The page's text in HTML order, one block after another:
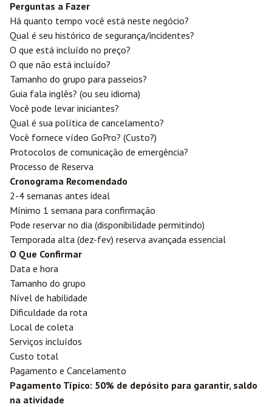
Perguntas a Fazer
Há quanto tempo você está neste negócio?
Qual é seu histórico de segurança/incidentes?
O que está incluído no preço?
O que não está incluído?
Tamanho do grupo para passeios?
Guia fala inglês? (ou seu idioma)
Você pode levar iniciantes?
Qual é sua política de cancelamento?
Você fornece vídeo GoPro? (Custo?)
Protocolos de comunicação de emergência?
Processo de Reserva
Cronograma Recomendado
2-4 semanas antes ideal
Mínimo 1 semana para confirmação
Pode reservar no dia (disponibilidade permitindo)
Temporada alta (dez-fev) reserva avançada essencial
O Que Confirmar
Data e hora
Tamanho do grupo
Nível de habilidade
Dificuldade da rota
Local de coleta
Serviços incluídos
Custo total
Pagamento e Cancelamento
Pagamento Típico: 50% de depósito para garantir, saldo
na atividade